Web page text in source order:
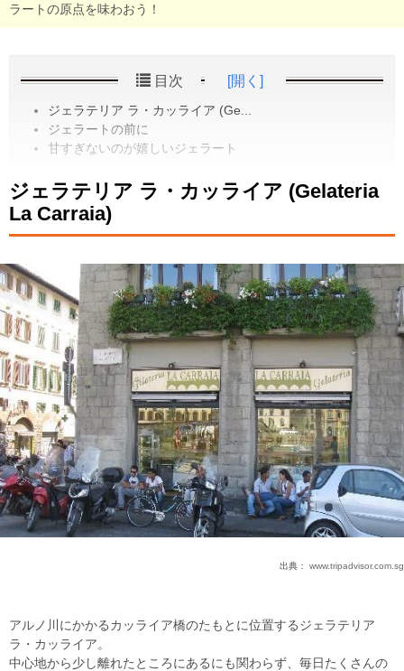
ラートの原点を味わおう！
目次 [開く]
ジェラテリア ラ・カッライア (Ge...
ジェラートの前に
甘すぎないのが嬉しいジェラート
ジェラテリア ラ・カッライア (Gelateria
La Carraia)
出典： www.tripadvisor.com.sg
アルノ川にかかるカッライア橋のたもとに位置するジェラテリア
ラ・カッライア。
中心地から少し離れたところにあるにも関わらず、毎日たくさんの